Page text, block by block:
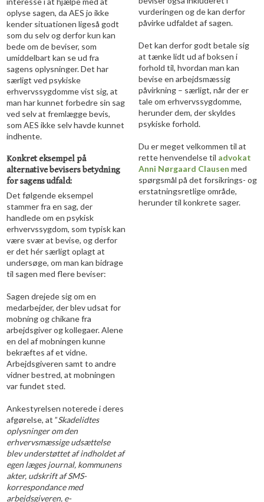
oplyse sagen, da AES jo ikke
kender situationen ligeså godt
som du selv og derfor kun kan
bede om de beviser, som
umiddelbart kan se ud fra
sagens oplysninger. Det har
særligt ved psykiske
erhvervssygdomme vist sig, at
man har kunnet forbedre sin sag
ved selv at fremlægge bevis,
som AES ikke selv havde kunnet
indhente.
Konkret eksempel på
alternative bevisers betydning
for sagens udfald:
Det følgende eksempel
stammer fra en sag, der
handlede om en psykisk
erhvervssygdom, som typisk kan
være svær at bevise, og derfor
er det hér særligt oplagt at
undersøge, om man kan bidrage
til sagen med flere beviser:
Sagen drejede sig om en
medarbejder, der blev udsat for
mobning og chikane fra
arbejdsgiver og kollegaer. Alene
en del af mobningen kunne
bekræftes af et vidne.
Arbejdsgiveren samt to andre
vidner bestred, at mobningen
var fundet sted.
Ankestyrelsen noterede i deres
afgørelse, at ”Skadelidtes
oplysninger om den
erhvervsmæssige udsættelse
blev understøttet af indholdet af
egen læges journal, kommunens
akter, udskrift af SMS-
korrespondance med
arbejdsgiveren, e-
vurderingen og de kan derfor
påvirke udfaldet af sagen.
Det kan derfor godt betale sig
at tænke lidt ud af boksen i
forhold til, hvordan man kan
bevise en arbejdsmæssig
påvirkning – særligt, når der er
tale om erhvervssygdomme,
herunder dem, der skyldes
psykiske forhold.
Du er meget velkommen til at
rette henvendelse til advokat
Anni Nørgaard Clausen med
spørgsmål på det forsikrings- og
erstatningsretlige område,
herunder til konkrete sager.